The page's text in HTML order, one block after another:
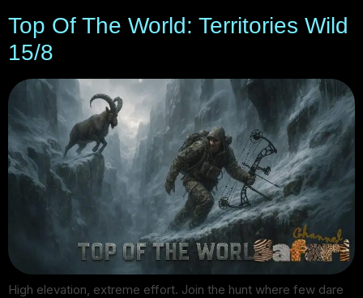
Top Of The World: Territories Wild
15/8
High elevation, extreme effort. Join the hunt where few dare